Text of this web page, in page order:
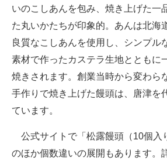
いのこしあんを包み、焼き上げた一
た丸いかたちが印象的。あんは北海
良質なこしあんを使用し、シンプル
素材で作ったカステラ生地とともに
焼きされます。創業当時から変わら
手作りで焼き上げた饅頭は、唐津を
ています。
公式サイトで「松露饅頭（10個入
のほか個数違いの展開もあります。